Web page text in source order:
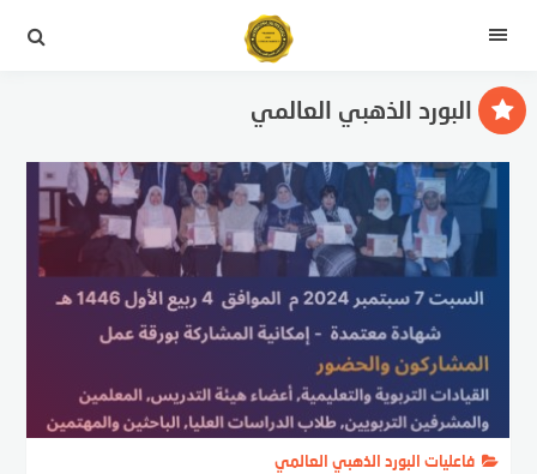
القائمة
البورد الذهبي العالمي
فاعليات البورد الذهبي العالمي